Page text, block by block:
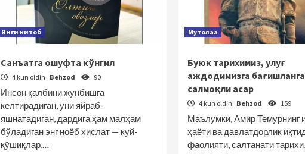
Янги китоб
Санъатга ошуфта кўнгил
4 kun oldin Behzod 90
Инсон қалбини жунбишга
келтирадиган, уни яйраб-
яшнатадиган, дардига ҳам малҳам
бўладиган энг ноёб хислат — куй-
қўшиқлар,…
Мутолаа
Буюк тарихимиз, улуғ
аждодимизга
салмоқли асар
4 kun oldin Behzod 159
Маълумки, Амир Темурнинг
ҳаёти ва давлатдорлик
фаолияти, салтанати